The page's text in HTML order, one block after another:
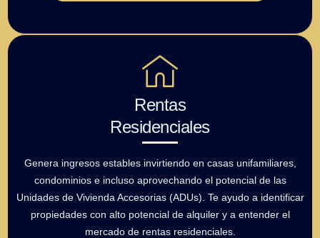
Rentas
Residenciales
Genera ingresos estables invirtiendo en casas unifamiliares,
condominios e incluso aprovechando el potencial de las
Unidades de Vivienda Accesorias (ADUs). Te ayudo a identificar
propiedades con alto potencial de alquiler y a entender el
mercado de rentas residenciales.